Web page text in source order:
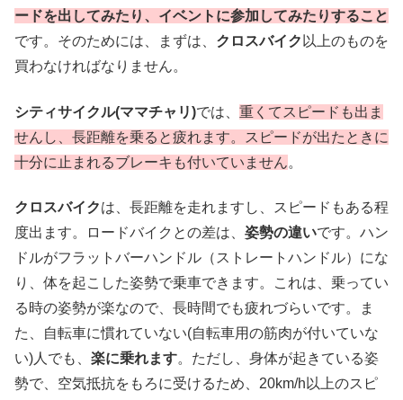
ードを出してみたり、イベントに参加してみたりすること
です。そのためには、まずは、 クロスバイク 以上のものを
買わなければなりません。
シティサイクル(ママチャリ)では、 重くてスピードも出ま
せんし、長距離を乗ると疲れます。スピードが出たときに
十分に止まれるブレーキも付いていません。
クロスバイクは、長距離を走れますし、スピードもある程
度出ます。ロードバイクとの差は、 姿勢の違いです。ハン
ドルがフラットバーハンドル（ストレートハンドル）にな
り、体を起こした姿勢で乗車できます。これは、乗ってい
る時の姿勢が楽なので、長時間でも疲れづらいです。ま
た、自転車に慣れていない(自転車用の筋肉が付いていな
い)人でも、 楽に乗れます。ただし、身体が起きている姿
勢で、空気抵抗をもろに受けるため、20km/h以上のスピ